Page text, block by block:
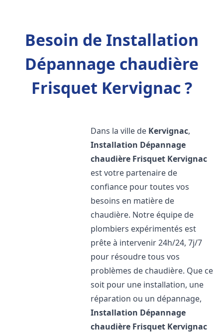
Besoin de Installation
Dépannage chaudière
Frisquet Kervignac ?
Dans la ville de Kervignac,
Installation Dépannage
chaudière Frisquet Kervignac
est votre partenaire de
confiance pour toutes vos
besoins en matière de
chaudière. Notre équipe de
plombiers expérimentés est
prête à intervenir 24h/24, 7j/7
pour résoudre tous vos
problèmes de chaudière. Que ce
soit pour une installation, une
réparation ou un dépannage,
Installation Dépannage
chaudière Frisquet Kervignac